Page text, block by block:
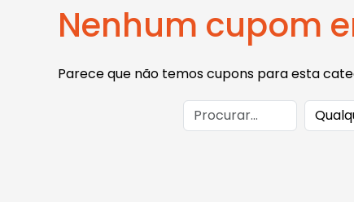
Nenhum cupom
Parece que não temos cupons para esta